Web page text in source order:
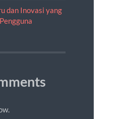
dan Inovasi yang